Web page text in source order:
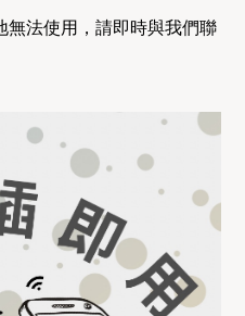
無法使用，請即時與我們聯